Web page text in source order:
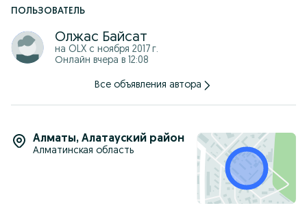
ПОЛЬЗОВАТЕЛЬ
Олжас Байсат
на OLX с ноября 2017 г.
Онлайн вчера в 12:08
Все объявления автора
Алматы, Алатауский район
Алматинская область